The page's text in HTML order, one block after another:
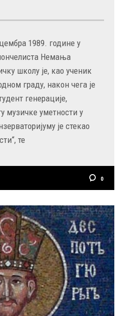
1989. године у
Немања
школу је, као ученик
граду, након чега је
генерације,
музичке уметности у
је стекао
те
0